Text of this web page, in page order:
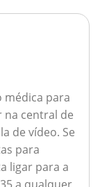
médica para
na central de
de vídeo. Se
para
ligar para a
a qualquer